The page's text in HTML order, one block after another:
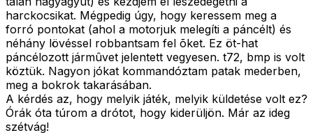
harckocsikat. Mégpedig úgy, hogy keressem meg a
forró pontokat (ahol a motorjuk melegíti a páncélt) és
néhány lövéssel robbantsam fel õket. Ez öt-hat
páncélozott jármûvet jelentett vegyesen. t72, bmp is volt
köztük. Nagyon jókat kommandóztam patak mederben,
meg a bokrok takarásában.
A kérdés az, hogy melyik játék, melyik küldetése volt ez?
Órák óta túrom a drótot, hogy kiderüljön. Már az ideg
szétvág!